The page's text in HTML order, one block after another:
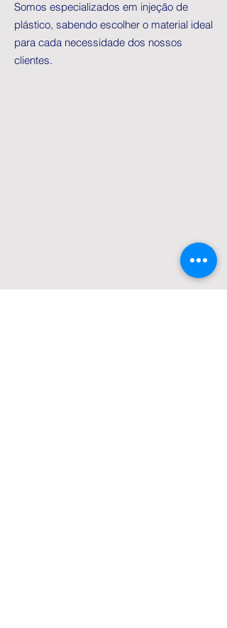
Somos especializados em injeção de
plástico, sabendo escolher o material ideal
para cada necessidade dos nossos
clientes.